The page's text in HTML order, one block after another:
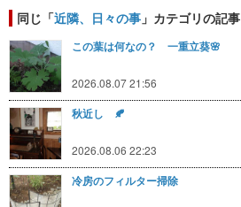
同じ「近隣、日々の事 」カテゴリの記事
この葉は何なの？ 一重立葵🌸
2026.08.07 21:56
秋近し 🍂
2026.08.06 22:23
冷房のフィルター掃除